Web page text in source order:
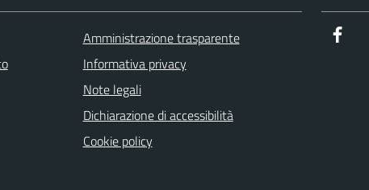
Amministrazione trasparente
Informativa privacy
Note legali
Dichiarazione di accessibilità
Cookie policy